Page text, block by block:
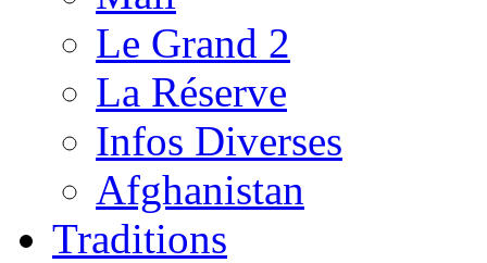
Le Grand 2
La Réserve
Infos Diverses
Afghanistan
Traditions